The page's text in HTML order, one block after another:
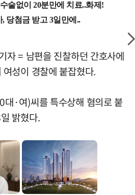
자 = 남편을 진찰하던 간호사에
성이 경찰에 붙잡혔다.
대·여)씨를 특수상해 혐의로 붙
밝혔다.